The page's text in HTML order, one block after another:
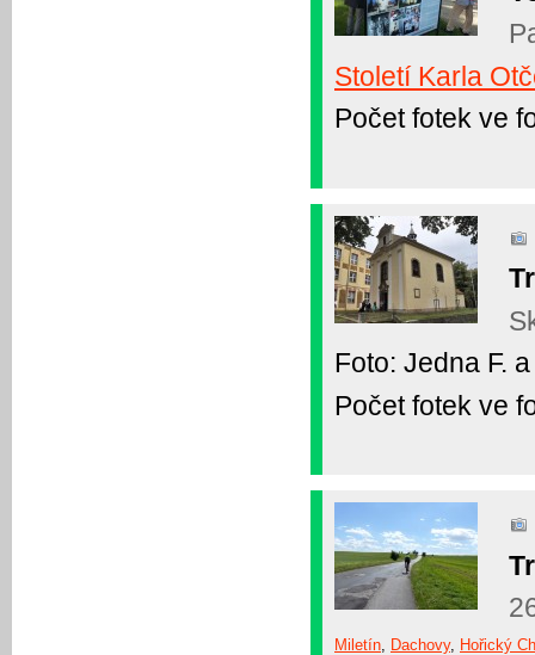
Století Karla
Počet fotek ve
Foto: Jedna F.
Počet fotek ve
Miletín Dachovy, Hořický